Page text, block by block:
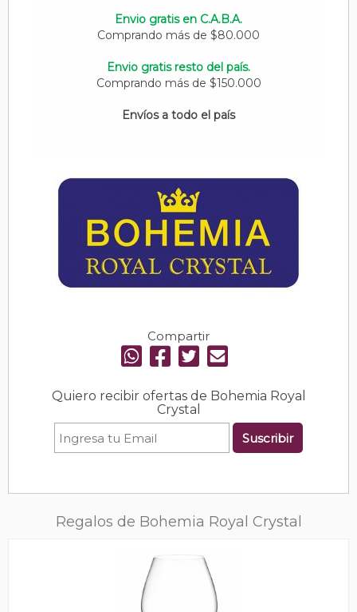
Envio gratis en C.A.B.A.
Comprando más de $80.000
Envio gratis resto del país.
Comprando más de $150.000
Envíos a todo el país
Compartir
Quiero recibir ofertas de Bohemia Royal
Crystal
Suscribir
Regalos de Bohemia Royal Crystal